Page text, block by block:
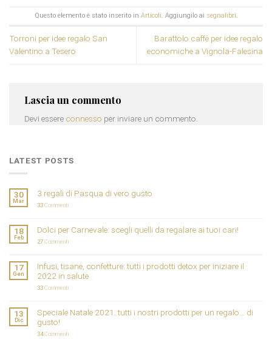
Questo elemento è stato inserito in Articoli. Aggiungilo ai segnalibri.
Torroni per idee regalo San
Valentino a Tesero
Barattolo caffè per idee regalo
economiche a Vignola-Falesina
Lascia un commento
Devi essere connesso per inviare un commento.
LATEST POSTS
30
Mar
3 regali di Pasqua di vero gusto
33Commenti
18
Feb
Dolci per Carnevale: scegli quelli da regalare ai tuoi cari!
27Commenti
17
Gen
Infusi, tisane, confetture: tutti i prodotti detox per iniziare il
2022 in salute
33Commenti
13
Dic
Speciale Natale 2021: tutti i nostri prodotti per un regalo… di
gusto!
34Commenti